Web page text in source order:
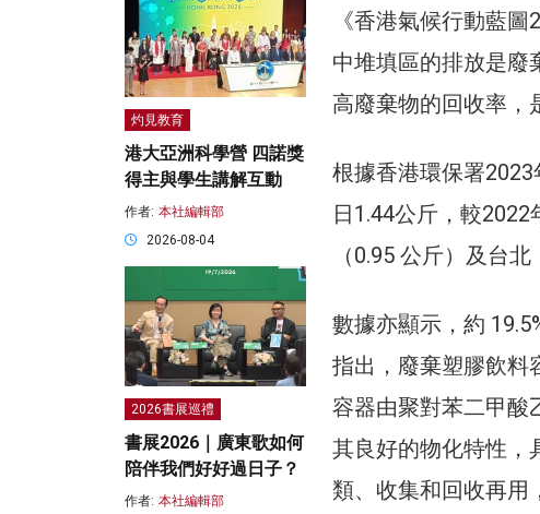
《香港氣候行動藍
中堆填區的排放是廢
高廢棄物的回收率，
根據香港環保署
日1.44公斤，較
（0.95 公斤）及台
數據亦顯示，約
指出，廢棄塑膠飲料
容器由聚對苯二甲酸
其良好的物化特性，
類、收集和回收再用
灼見教育
港大亞洲科學營 四諾獎
得主與學生講解互動
作者: 本社編輯部
2026-08-04
2026書展巡禮
書展2026｜廣東歌如何
陪伴我們好好過日子？
作者: 本社編輯部